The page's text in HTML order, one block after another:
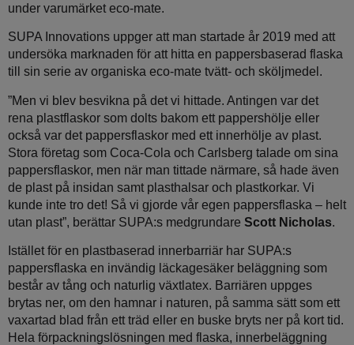
under varumärket eco-mate.
SUPA Innovations uppger att man startade år 2019 med att
undersöka marknaden för att hitta en pappersbaserad flaska
till sin serie av organiska eco-mate tvätt- och sköljmedel.
”Men vi blev besvikna på det vi hittade. Antingen var det
rena plastflaskor som dolts bakom ett pappershölje eller
också var det pappersflaskor med ett innerhölje av plast.
Stora företag som Coca-Cola och Carlsberg talade om sina
pappersflaskor, men när man tittade närmare, så hade även
de plast på insidan samt plasthalsar och plastkorkar. Vi
kunde inte tro det! Så vi gjorde vår egen pappersflaska – helt
utan plast”, berättar SUPA:s medgrundare Scott Nicholas.
Istället för en plastbaserad innerbarriär har SUPA:s
pappersflaska en invändig läckagesäker beläggning som
består av tång och naturlig växtlatex. Barriären uppges
brytas ner, om den hamnar i naturen, på samma sätt som ett
vaxartad blad från ett träd eller en buske bryts ner på kort tid.
Hela förpackningslösningen med flaska, innerbeläggning